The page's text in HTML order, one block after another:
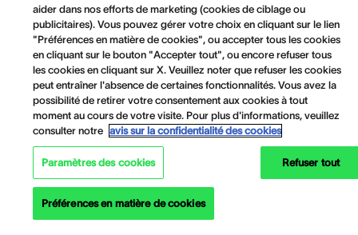
aider dans nos efforts de marketing (cookies de ciblage ou
publicitaires). Vous pouvez gérer votre choix en cliquant sur le lien
"Préférences en matière de cookies", ou accepter tous les cookies
en cliquant sur le bouton "Accepter tout", ou encore refuser tous
les cookies en cliquant sur X. Veuillez noter que refuser les cookies
peut entraîner l'absence de certaines fonctionnalités. Vous avez la
possibilité de retirer votre consentement aux cookies à tout
moment au cours de votre visite. Pour plus d'informations, veuillez
consulter notre avis sur la confidentialité des cookies
Paramètres des cookies Refuser tout
Préférences en matière de cookies